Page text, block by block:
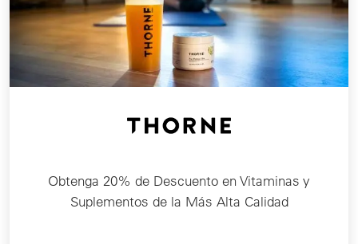
Obtenga 20% de Descuento en Vitaminas y
Suplementos de la Más Alta Calidad